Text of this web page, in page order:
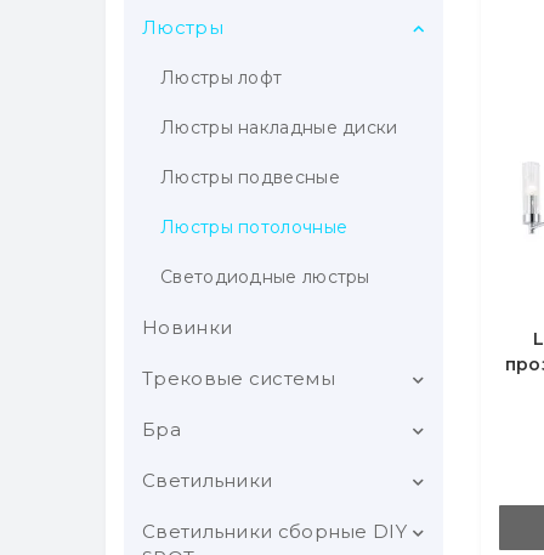
Люстры
Люстры лофт
Люстры накладные диски
Люстры подвесные
Люстры потолочные
Светодиодные люстры
Новинки
Трековые системы
Трековые светильники
Шинопровод
Магнитная трековая
Бра
Классические бра
Светодиодные бра
Светильники
Карданные светильники
Светильники сборные DIY